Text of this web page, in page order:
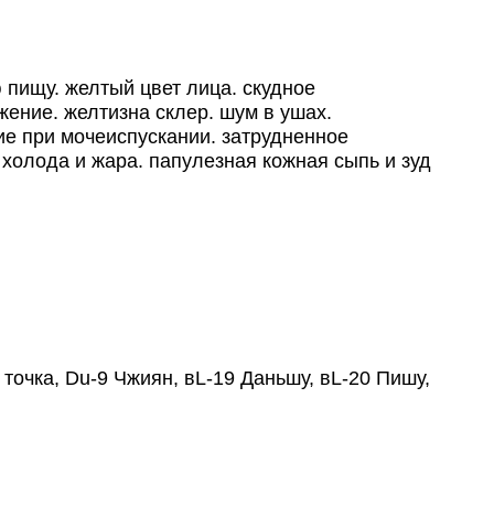
желтый цвет лица. скудное
желтизна склер. шум в ушах.
при мочеиспускании. затрудненное
и жара. папулезная кожная сыпь и зуд
Du-9 Чжиян, вL-19 Даньшу, вL-20 Пишу,